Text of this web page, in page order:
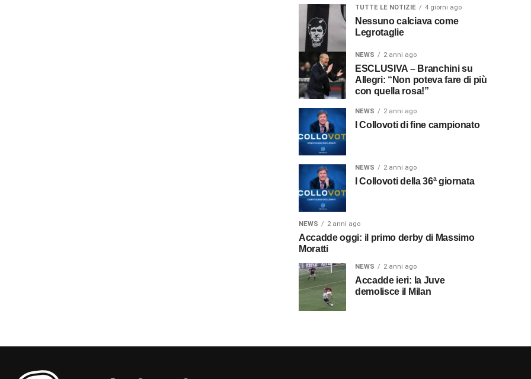
TUTTE LE NOTIZIE 4 giorni ago
Nessuno calciava come
Legrotaglie
NEWS 2 anni ago
ESCLUSIVA – Branchini su
Allegri: “Non poteva fare di più
con quella rosa!”
NEWS 2 anni ago
I Collovoti di fine campionato
NEWS 2 anni ago
I Collovoti della 36ª giornata
NEWS 2 anni ago
Accadde oggi: il primo derby di Massimo
Moratti
NEWS 2 anni ago
Accadde ieri: la Juve
demolisce il Milan